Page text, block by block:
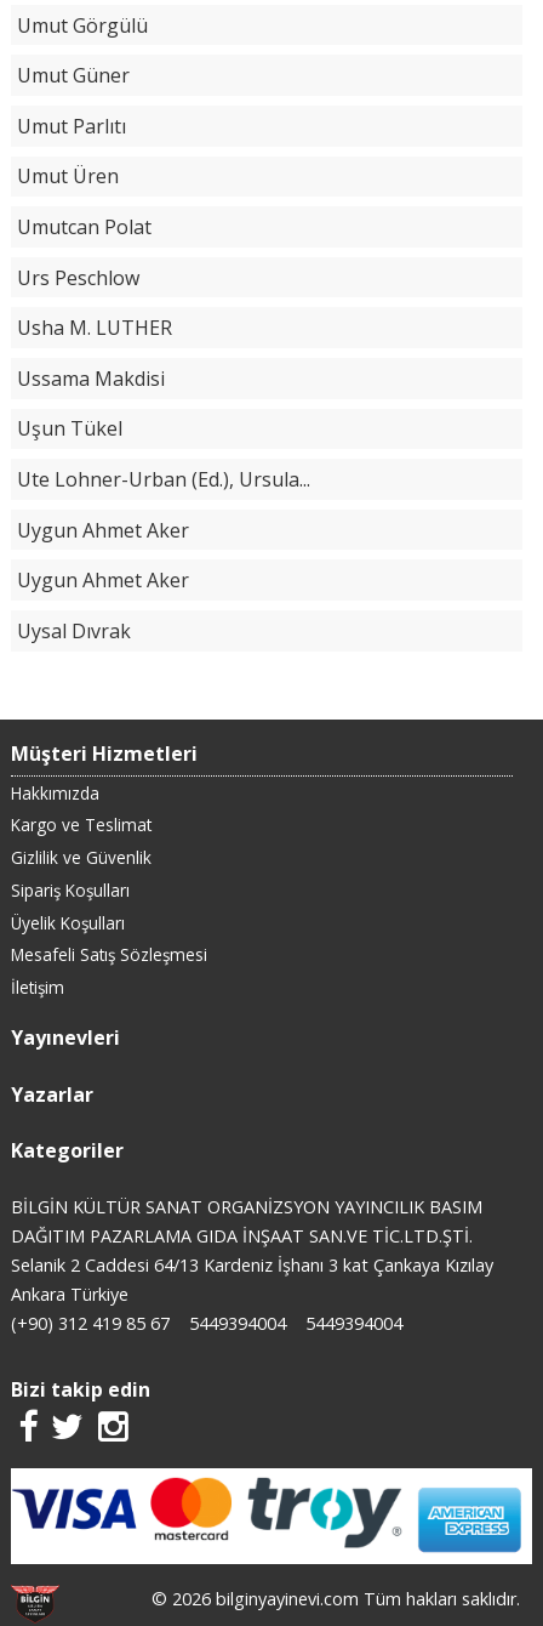
Umut Görgülü
Umut Güner
Umut Parlıtı
Umut Üren
Umutcan Polat
Urs Peschlow
Usha M. LUTHER
Ussama Makdisi
Uşun Tükel
Ute Lohner-Urban (Ed.), Ursula...
Uygun Ahmet Aker
Uygun Ahmet Aker
Uysal Dıvrak
Müşteri Hizmetleri
Hakkımızda
Kargo ve Teslimat
Gizlilik ve Güvenlik
Sipariş Koşulları
Üyelik Koşulları
Mesafeli Satış Sözleşmesi
İletişim
Yayınevleri
Yazarlar
Kategoriler
BİLGİN KÜLTÜR SANAT ORGANİZSYON YAYINCILIK BASIM
DAĞITIM PAZARLAMA GIDA İNŞAAT SAN.VE TİC.LTD.ŞTİ.
Selanik 2 Caddesi 64/13 Kardeniz İşhanı 3 kat Çankaya Kızılay
Ankara Türkiye
(+90) 312 419 85 67
5449394004 5449394004
Bizi takip edin
© 2026 bilginyayinevi.com Tüm hakları saklıdır.